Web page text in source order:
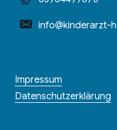
info@kinderarzt-
Impressum
Datenschutzerklärung